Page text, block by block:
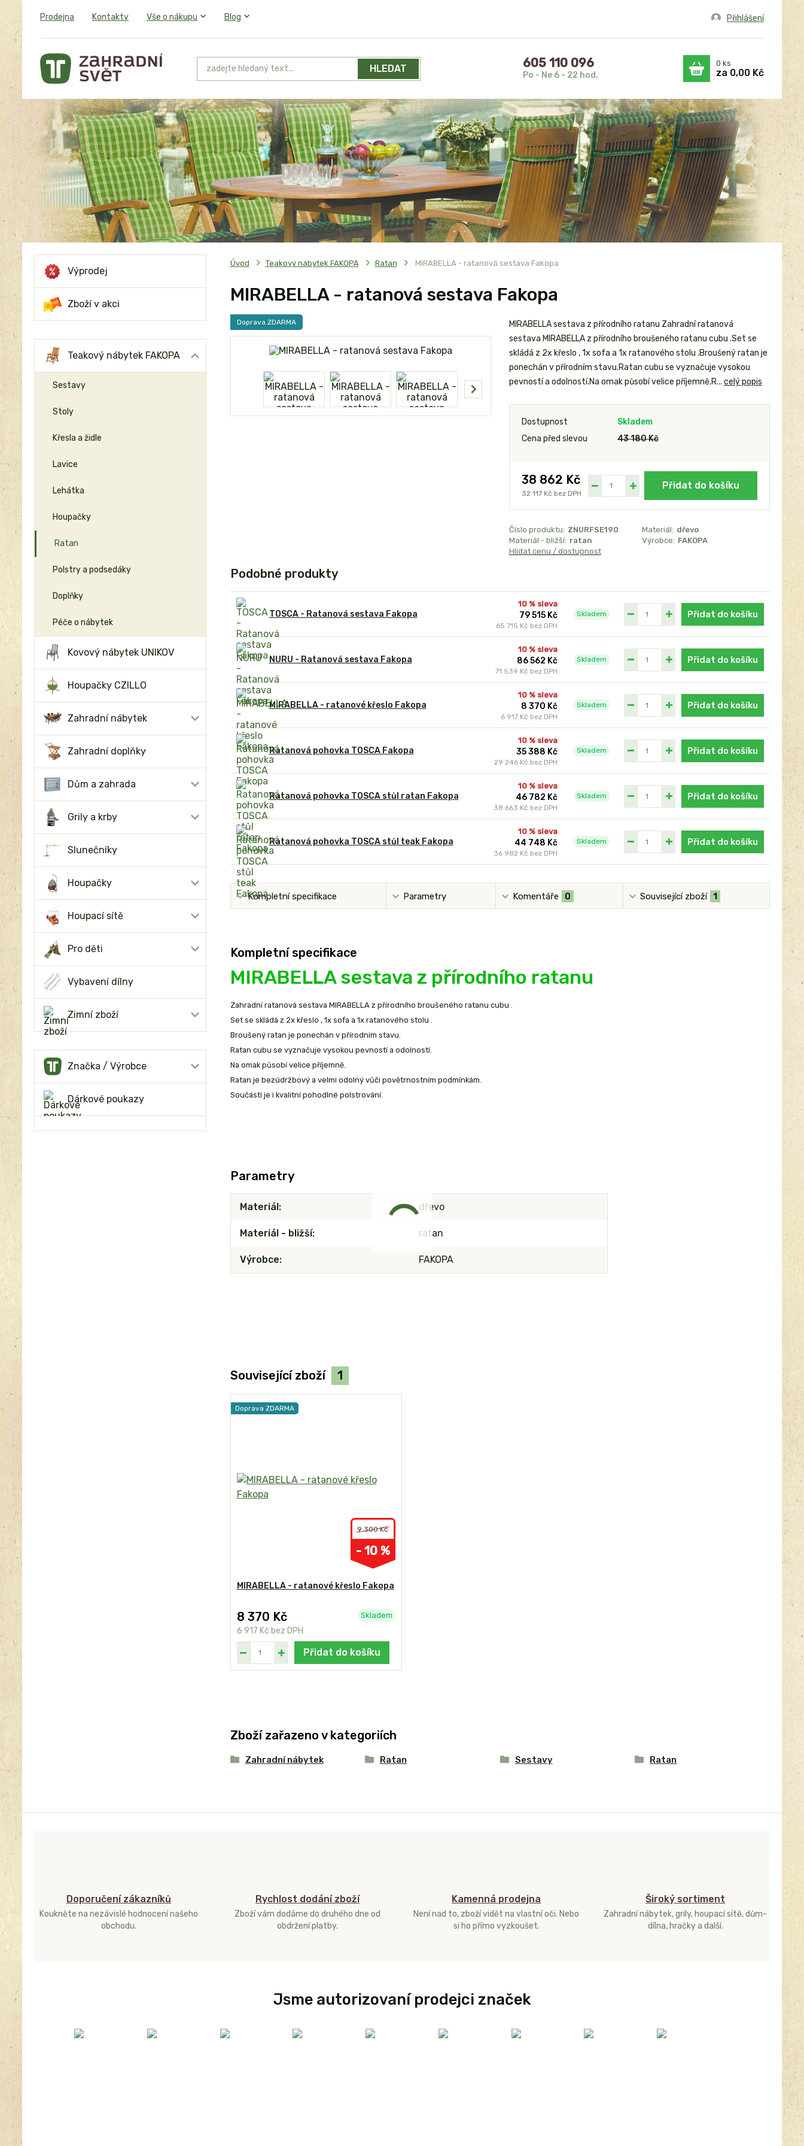
Prodejna Kontakty Vše o nákupu Blog Přihlášení
HLEDAT 605 110 096
Po - Ne 6 - 22 hod.
0 ks
za 0,00 Kč
Výprodej
Zboží v akci
Teakový nábytek FAKOPA
Sestavy
Stoly
Křesla a židle
Lavice
Lehátka
Houpačky
Ratan
Polstry a podsedáky
Doplňky
Péče o nábytek
Kovový nábytek UNIKOV
Houpačky CZILLO
Zahradní nábytek
Zahradní doplňky
Dům a zahrada
Grily a krby
Slunečníky
Houpačky
Houpací sítě
Pro děti
Vybavení dílny
Zimní zboží
Značka / Výrobce
Dárkové poukazy
Úvod Teakový nábytek FAKOPA Ratan MIRABELLA - ratanová sestava Fakopa
MIRABELLA - ratanová sestava Fakopa
Doprava ZDARMA
MIRABELLA sestava z přírodního ratanu Zahradní ratanová
sestava MIRABELLA z přírodního broušeného ratanu cubu .Set se
skládá z 2x křeslo , 1x sofa a 1x ratanového stolu .Broušený ratan je
ponechán v přírodním stavu.Ratan cubu se vyznačuje vysokou
pevností a odolností.Na omak působí velice příjemně.R... celý popis
Dostupnost
Skladem
Cena před slevou
43 180 Kč
38 862 Kč
32 117 Kč bez DPH
Přidat do košíku
Číslo produktu: ZNURFSE190 Materiál: dřevo
Materiál - bližší: ratan Výrobce: FAKOPA
Hlídat cenu / dostupnost
Podobné produkty
TOSCA - Ratanová sestava Fakopa
10 % sleva
79 515 Kč
65 715 Kč bez DPH
Skladem Přidat do košíku
NURU - Ratanová sestava Fakopa
10 % sleva
86 562 Kč
71 539 Kč bez DPH
Skladem Přidat do košíku
MIRABELLA - ratanové křeslo Fakopa
10 % sleva
8 370 Kč
6 917 Kč bez DPH
Skladem Přidat do košíku
Ratanová pohovka TOSCA Fakopa
10 % sleva
35 388 Kč
29 246 Kč bez DPH
Skladem Přidat do košíku
Ratanová pohovka TOSCA stůl ratan Fakopa
10 % sleva
46 782 Kč
38 663 Kč bez DPH
Skladem Přidat do košíku
Ratanová pohovka TOSCA stůl teak Fakopa
10 % sleva
44 748 Kč
36 982 Kč bez DPH
Skladem Přidat do košíku
Kompletní specifikace Parametry Komentáře 0 Související zboží 1
Kompletní specifikace
MIRABELLA sestava z přírodního ratanu
Zahradní ratanová sestava MIRABELLA z přírodního broušeného ratanu cubu .
Set se skládá z 2x křeslo , 1x sofa a 1x ratanového stolu .
Broušený ratan je ponechán v přírodním stavu.
Ratan cubu se vyznačuje vysokou pevností a odolností.
Na omak působí velice příjemně.
Ratan je bezúdržbový a velmi odolný vůči povětrnostním podmínkám.
Součástí je i kvalitní pohodlné polstrování.
Parametry
Materiál dřevo
Materiál - bližší ratan
Výrobce FAKOPA
Související zboží 1
Doprava ZDARMA
9 300 Kč
- 10 %
MIRABELLA - ratanové křeslo Fakopa
8 370 Kč
6 917 Kč bez DPH
Skladem
Přidat do košíku
Zboží zařazeno v kategoriích
Zahradní nábytek Ratan Sestavy Ratan
Doporučení zákazníků
Koukněte na nezávislé hodnocení našeho
obchodu.
Rychlost dodání zboží
Zboží vám dodáme do druhého dne od
obdržení platby.
Kamenná prodejna
Není nad to, zboží vidět na vlastní oči. Nebo
si ho přímo vyzkoušet.
Široký sortiment
Zahradní nábytek, grily, houpací sítě, dům-
dílna, hračky a další.
Jsme autorizovaní prodejci značek